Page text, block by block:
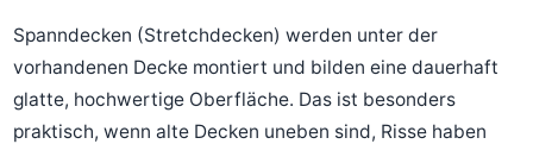
Spanndecken (Stretchdecken) werden unter der
vorhandenen Decke montiert und bilden eine dauerhaft
glatte, hochwertige Oberfläche. Das ist besonders
praktisch, wenn alte Decken uneben sind, Risse haben